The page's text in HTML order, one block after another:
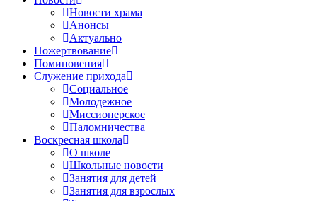
Новости храма
Анонсы
Актуально
Пожертвование
Поминовения
Служение прихода
Социальное
Молодежное
Миссионерское
Паломничества
Воскресная школа
О школе
Школьные новости
Занятия для детей
Занятия для взрослых